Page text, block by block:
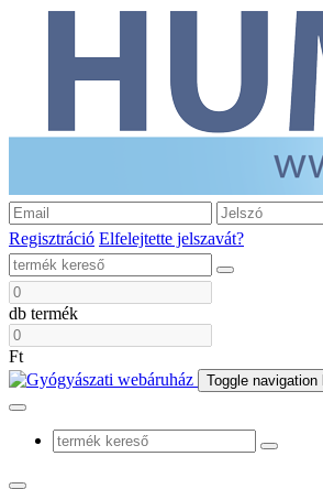
Regisztráció Elfelejtette jelszavát?
db termék
Ft
Toggle navigation